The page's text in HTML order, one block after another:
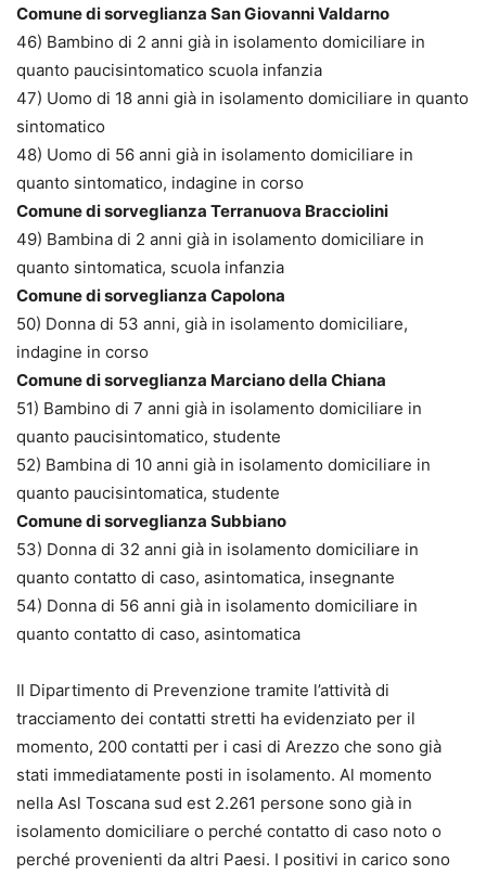
Comune di sorveglianza San Giovanni Valdarno
46) Bambino di 2 anni già in isolamento domiciliare in
quanto paucisintomatico scuola infanzia
47) Uomo di 18 anni già in isolamento domiciliare in quanto
sintomatico
48) Uomo di 56 anni già in isolamento domiciliare in
quanto sintomatico, indagine in corso
Comune di sorveglianza Terranuova Bracciolini
49) Bambina di 2 anni già in isolamento domiciliare in
quanto sintomatica, scuola infanzia
Comune di sorveglianza Capolona
50) Donna di 53 anni, già in isolamento domiciliare,
indagine in corso
Comune di sorveglianza Marciano della Chiana
51) Bambino di 7 anni già in isolamento domiciliare in
quanto paucisintomatico, studente
52) Bambina di 10 anni già in isolamento domiciliare in
quanto paucisintomatica, studente
Comune di sorveglianza Subbiano
53) Donna di 32 anni già in isolamento domiciliare in
quanto contatto di caso, asintomatica, insegnante
54) Donna di 56 anni già in isolamento domiciliare in
quanto contatto di caso, asintomatica
Il Dipartimento di Prevenzione tramite l’attività di
tracciamento dei contatti stretti ha evidenziato per il
momento, 200 contatti per i casi di Arezzo che sono già
stati immediatamente posti in isolamento. Al momento
nella Asl Toscana sud est 2.261 persone sono già in
isolamento domiciliare o perché contatto di caso noto o
perché provenienti da altri Paesi. I positivi in carico sono